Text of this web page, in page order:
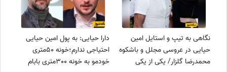
نگاهی به تیپ و استایل امین
حیایی در عروسی مجلل و باشکوه
محمدرضا گلزار/ یکی از یکی
دارا حیایی: به پول امین حیایی
احتیاجی ندارم؛خونه 50متری
خودمو به خونه 300متری بابام